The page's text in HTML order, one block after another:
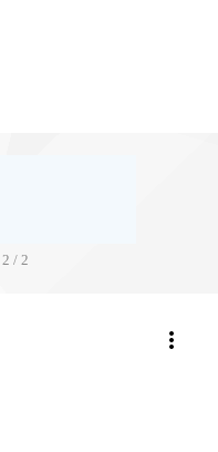
2 / 2
more_vert